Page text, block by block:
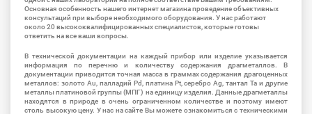
Основная особенность нашего интернет магазина проведение объективных
консультаций при выборе необходимого оборудования. У нас работают
около 20 высококвалифицированных специалистов, которые готовы
ответить на все ваши вопросы.
В технической документации на каждый прибор или изделие указывается
информация по перечню и количеству содержания драгметаллов. В
документации приводится точная масса в граммах содержания драгоценных
металлов: золото Au, палладий Pd, платина Pt, серебро Ag, тантал Ta и другие
металлы платиновой группы (МПГ) на единицу изделия. Данные драгметаллы
находятся в природе в очень ограниченном количестве и поэтому имеют
столь высокую цену. У нас на сайте Вы можете ознакомиться с техническими